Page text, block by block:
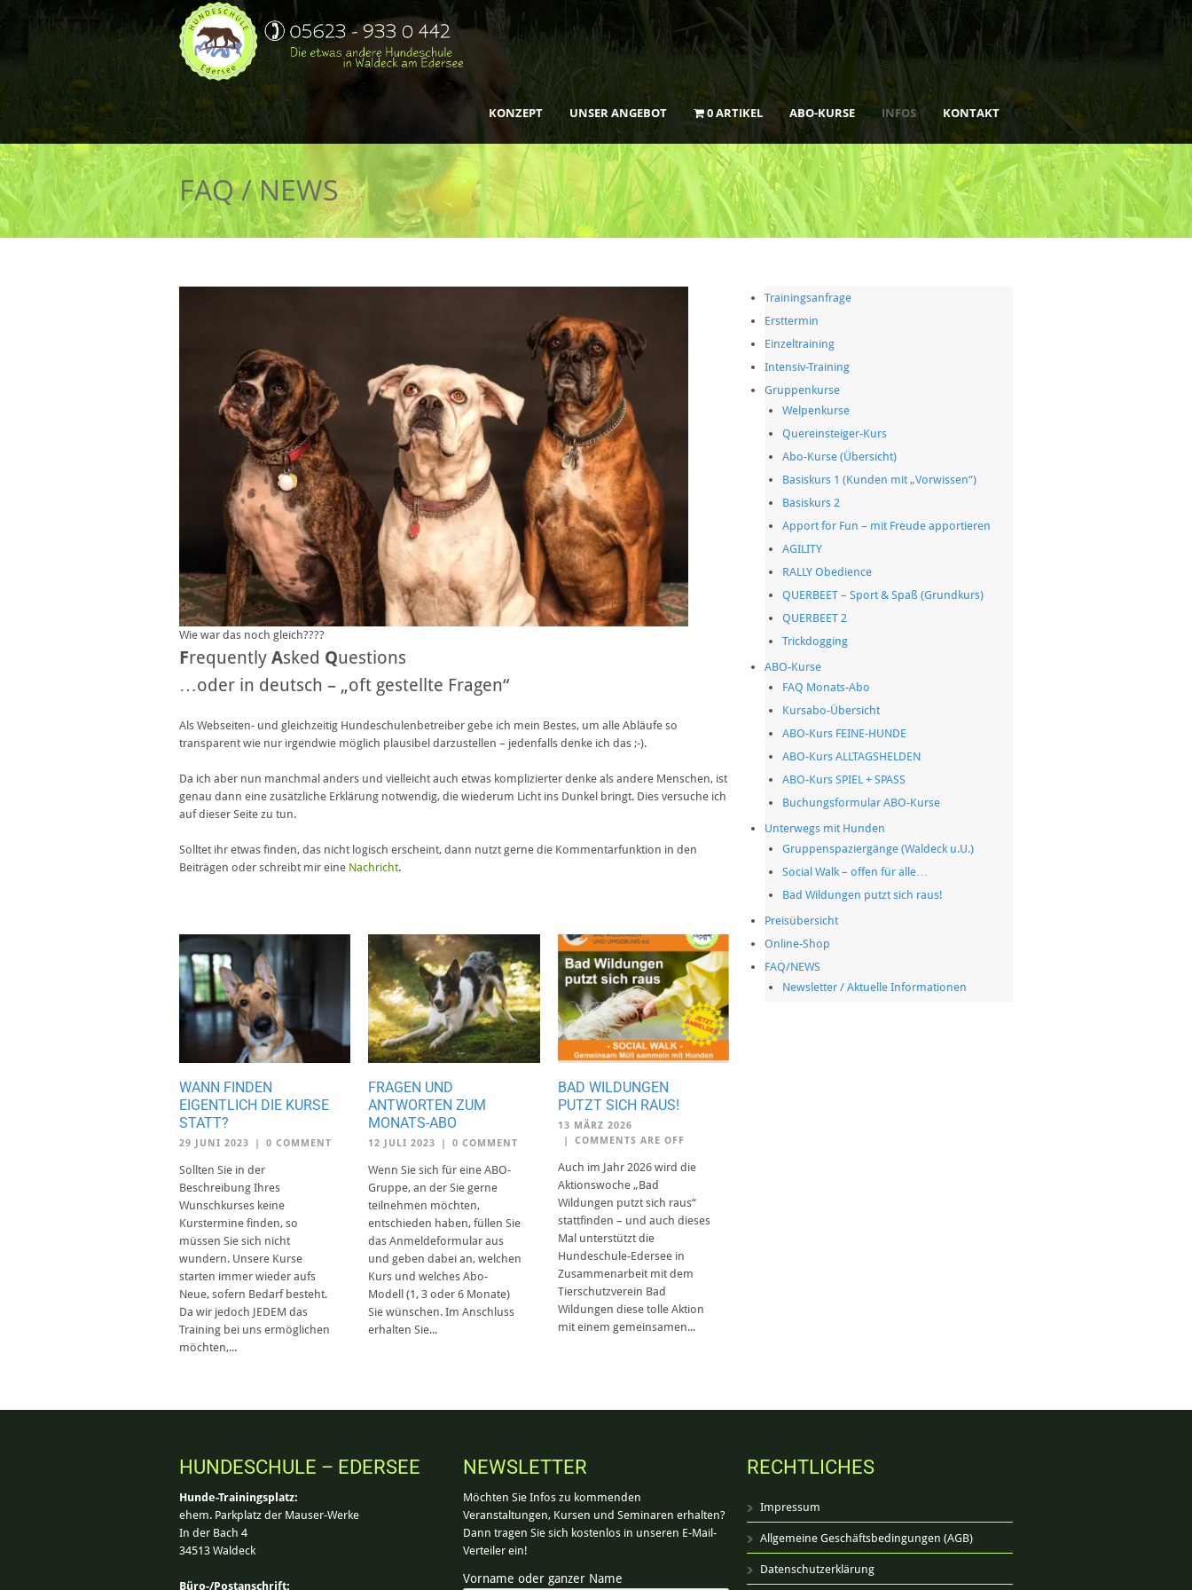
KONZEPT UNSER ANGEBOT 0 ARTIKEL ABO-KURSE INFOS KONTAKT
FAQ / NEWS
Wie war das noch gleich????
Frequently Asked Questions
…oder in deutsch – „oft gestellte Fragen“
Als Webseiten- und gleichzeitig Hundeschulenbetreiber gebe ich mein Bestes, um alle Abläufe so
transparent wie nur irgendwie möglich plausibel darzustellen – jedenfalls denke ich das ;-).
Da ich aber nun manchmal anders und vielleicht auch etwas komplizierter denke als andere Menschen, ist
genau dann eine zusätzliche Erklärung notwendig, die wiederum Licht ins Dunkel bringt. Dies versuche ich
auf dieser Seite zu tun.
Solltet ihr etwas finden, das nicht logisch erscheint, dann nutzt gerne die Kommentarfunktion in den
Beiträgen oder schreibt mir eine Nachricht.
WANN FINDEN
EIGENTLICH DIE KURSE
STATT?
29 JUNI 2023 | 0 COMMENT
Sollten Sie in der
Beschreibung Ihres
Wunschkurses keine
Kurstermine finden, so
müssen Sie sich nicht
wundern. Unsere Kurse
starten immer wieder aufs
Neue, sofern Bedarf besteht.
Da wir jedoch JEDEM das
Training bei uns ermöglichen
möchten,...
FRAGEN UND
ANTWORTEN ZUM
MONATS-ABO
12 JULI 2023 | 0 COMMENT
Wenn Sie sich für eine ABO-
Gruppe, an der Sie gerne
teilnehmen möchten,
entschieden haben, füllen Sie
das Anmeldeformular aus
und geben dabei an, welchen
Kurs und welches Abo-
Modell (1, 3 oder 6 Monate)
Sie wünschen. Im Anschluss
erhalten Sie...
BAD WILDUNGEN
PUTZT SICH RAUS!
13 MÄRZ 2026
|
COMMENTS ARE OFF
Auch im Jahr 2026 wird die
Aktionswoche „Bad
Wildungen putzt sich raus“
stattfinden – und auch dieses
Mal unterstützt die
Hundeschule-Edersee in
Zusammenarbeit mit dem
Tierschutzverein Bad
Wildungen diese tolle Aktion
mit einem gemeinsamen...
Trainingsanfrage
Ersttermin
Einzeltraining
Intensiv-Training
Gruppenkurse
Welpenkurse
Quereinsteiger-Kurs
Abo-Kurse (Übersicht)
Basiskurs 1 (Kunden mit „Vorwissen“)
Basiskurs 2
Apport for Fun – mit Freude apportieren
AGILITY
RALLY Obedience
QUERBEET – Sport & Spaß (Grundkurs)
QUERBEET 2
Trickdogging
ABO-Kurse
FAQ Monats-Abo
Kursabo-Übersicht
ABO-Kurs FEINE-HUNDE
ABO-Kurs ALLTAGSHELDEN
ABO-Kurs SPIEL + SPASS
Buchungsformular ABO-Kurse
Unterwegs mit Hunden
Gruppenspaziergänge (Waldeck u.U.)
Social Walk – offen für alle…
Bad Wildungen putzt sich raus!
Preisübersicht
Online-Shop
FAQ/NEWS
Newsletter / Aktuelle Informationen
HUNDESCHULE – EDERSEE
Hunde-Trainingsplatz:
ehem. Parkplatz der Mauser-Werke
In der Bach 4
34513 Waldeck
Büro-/Postanschrift:
NEWSLETTER
Möchten Sie Infos zu kommenden
Veranstaltungen, Kursen und Seminaren erhalten?
Dann tragen Sie sich kostenlos in unseren E-Mail-
Verteiler ein!
Vorname oder ganzer Name
RECHTLICHES
Impressum
Allgemeine Geschäftsbedingungen (AGB)
Datenschutzerklärung